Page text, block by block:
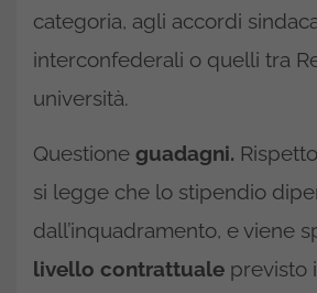
categoria, agli accordi
interconfederali o quelli tra
università.
Questione guadagni.
si legge che lo stipendio
dall’inquadramento, e viene
livello contrattuale previsto